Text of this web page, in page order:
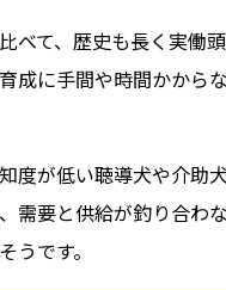
べて、歴史も長く実働
成に手間や時間かから
度が低い聴導犬や介助
需要と供給が釣り合わ
うです。